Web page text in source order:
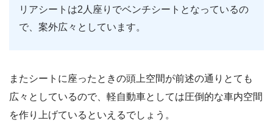
リアシートは2人座りでベンチシートとなっているの
で、案外広々としています。
またシートに座ったときの頭上空間が前述の通りとても
広々としているので、軽自動車としては圧倒的な車内空間
を作り上げているといえるでしょう。